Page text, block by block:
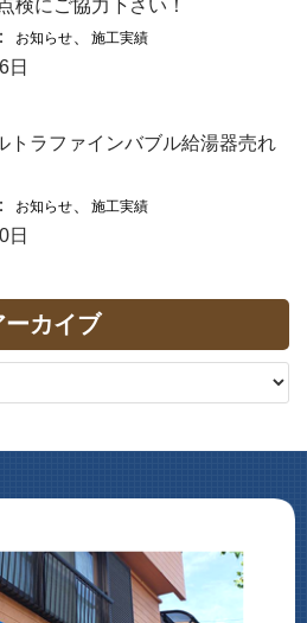
検にご協力下さい！
お知らせ 施工実績
日
トラファインバブル給湯器売れ
お知らせ 施工実績
日
ーカイブ